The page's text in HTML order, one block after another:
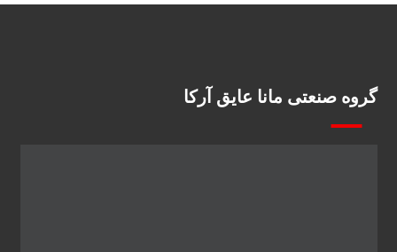
گروه صنعتی مانا عایق آرکا